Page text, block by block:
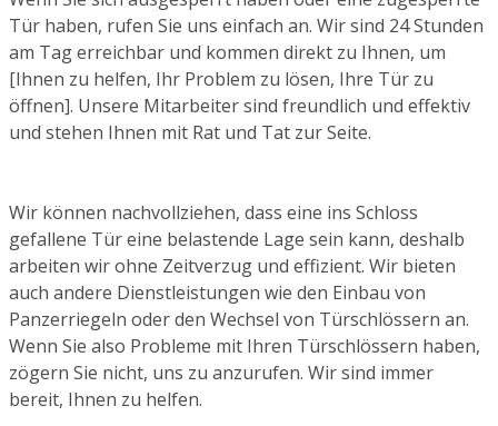
Tür haben, rufen Sie uns einfach an. Wir sind 24 Stunden
am Tag erreichbar und kommen direkt zu Ihnen, um
[Ihnen zu helfen, Ihr Problem zu lösen, Ihre Tür zu
öffnen]. Unsere Mitarbeiter sind freundlich und effektiv
und stehen Ihnen mit Rat und Tat zur Seite.
Wir können nachvollziehen, dass eine ins Schloss
gefallene Tür eine belastende Lage sein kann, deshalb
arbeiten wir ohne Zeitverzug und effizient. Wir bieten
auch andere Dienstleistungen wie den Einbau von
Panzerriegeln oder den Wechsel von Türschlössern an.
Wenn Sie also Probleme mit Ihren Türschlössern haben,
zögern Sie nicht, uns zu anzurufen. Wir sind immer
bereit, Ihnen zu helfen.